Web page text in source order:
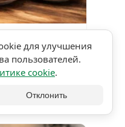
и зачем
для улучшения
пользователей.
cookie.
Отклонить